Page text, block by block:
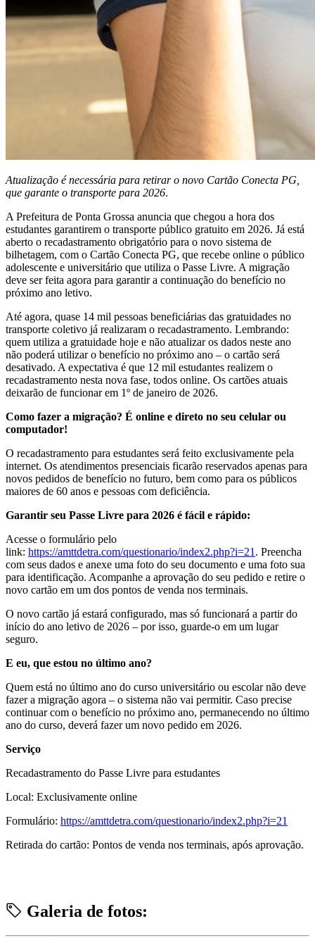
Atualização é necessária para retirar o novo Cartão Conecta PG,
que garante o transporte para 2026.
A Prefeitura de Ponta Grossa anuncia que chegou a hora dos
estudantes garantirem o transporte público gratuito em 2026. Já está
aberto o recadastramento obrigatório para o novo sistema de
bilhetagem, com o Cartão Conecta PG, que recebe online o público
adolescente e universitário que utiliza o Passe Livre. A migração
deve ser feita agora para garantir a continuação do benefício no
próximo ano letivo.
Até agora, quase 14 mil pessoas beneficiárias das gratuidades no
transporte coletivo já realizaram o recadastramento. Lembrando:
quem utiliza a gratuidade hoje e não atualizar os dados neste ano
não poderá utilizar o benefício no próximo ano – o cartão será
desativado. A expectativa é que 12 mil estudantes realizem o
recadastramento nesta nova fase, todos online. Os cartões atuais
deixarão de funcionar em 1º de janeiro de 2026.
Como fazer a migração? É online e direto no seu celular ou
computador!
O recadastramento para estudantes será feito exclusivamente pela
internet. Os atendimentos presenciais ficarão reservados apenas para
novos pedidos de benefício no futuro, bem como para os públicos
maiores de 60 anos e pessoas com deficiência.
Garantir seu Passe Livre para 2026 é fácil e rápido:
Acesse o formulário pelo
link: https://amttdetra.com/questionario/index2.php?i=21 . Preencha
com seus dados e anexe uma foto do seu documento e uma foto sua
para identificação. Acompanhe a aprovação do seu pedido e retire o
novo cartão em um dos pontos de venda nos terminais.
O novo cartão já estará configurado, mas só funcionará a partir do
início do ano letivo de 2026 – por isso, guarde-o em um lugar
seguro.
E eu, que estou no último ano?
Quem está no último ano do curso universitário ou escolar não deve
fazer a migração agora – o sistema não vai permitir. Caso precise
continuar com o benefício no próximo ano, permanecendo no último
ano do curso, deverá fazer um novo pedido em 2026.
Serviço
Recadastramento do Passe Livre para estudantes
Local: Exclusivamente online
Formulário: https://amttdetra.com/questionario/index2.php?i=21
Retirada do cartão: Pontos de venda nos terminais, após aprovação.
Galeria de fotos: